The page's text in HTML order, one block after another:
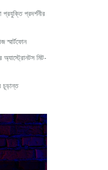
প্রযুক্তি প্রদর্শনীর
স্মার্টফোন
অ্যাস্ট্রোনটস মিট-
চূড়ান্ত